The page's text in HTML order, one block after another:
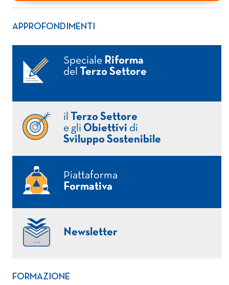
APPROFONDIMENTI
Speciale Riforma
del
Terzo Settore
il
Terzo Settore
e gli Obiettivi di
Sviluppo Sostenibile
Piattaforma
Formativa
Newsletter
FORMAZIONE